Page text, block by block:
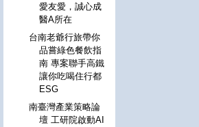
愛友愛，誠心成
醫A所在
台南老爺行旅帶你
品嘗綠色餐飲指
南 專案聯手高鐵
讓你吃喝住行都
ESG
南臺灣產業策略論
壇 工研院啟動AI